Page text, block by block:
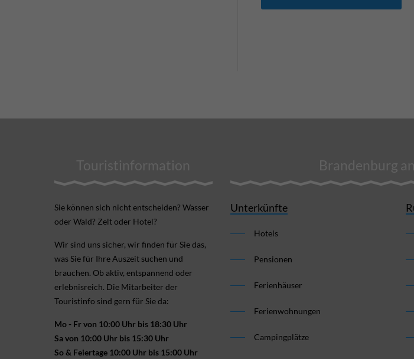
Touristinformation
Sie können sich nicht ent­scheiden? Wasser
oder Wald? Zelt oder Hotel?
Wir sind uns sicher, wir finden für Sie das,
was Sie für Ihre Aus­zeit suchen und
brauchen. Ob aktiv, ent­spannend oder
erlebnis­reich. Die Mitarbeiter der
Touristinfo sind gern für Sie da:
Mo - Fr von 10:00 Uhr bis 18:30 Uhr
Sa von 10:00 Uhr bis 15:30 Uhr
So & Feiertage 10:00 Uhr bis 15:00 Uhr
Brandenburg
Unterkünfte
Hotels
Pensionen
Ferienhäuser
Ferienwohnungen
Campingplätze